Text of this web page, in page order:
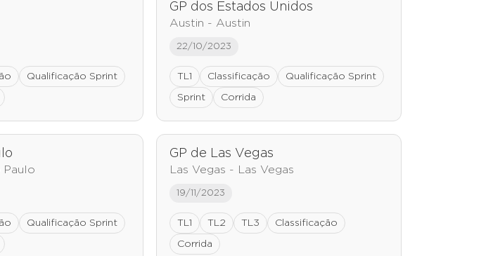
Qualificação Sprint
GP dos Estados Unidos
Austin - Austin
22/10/2023
TL1 Classificação Qualificação Sprint
Sprint Corrida
Paulo
Qualificação Sprint
GP de Las Vegas
Las Vegas - Las Vegas
19/11/2023
TL1 TL2 TL3 Classificação
Corrida